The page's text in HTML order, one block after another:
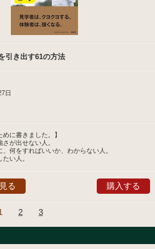
引き出す61の方法
日
めに書きました。】
さが出せない人。
、何をすればいいか、わからない人。
い人。
る 購入する
2 3